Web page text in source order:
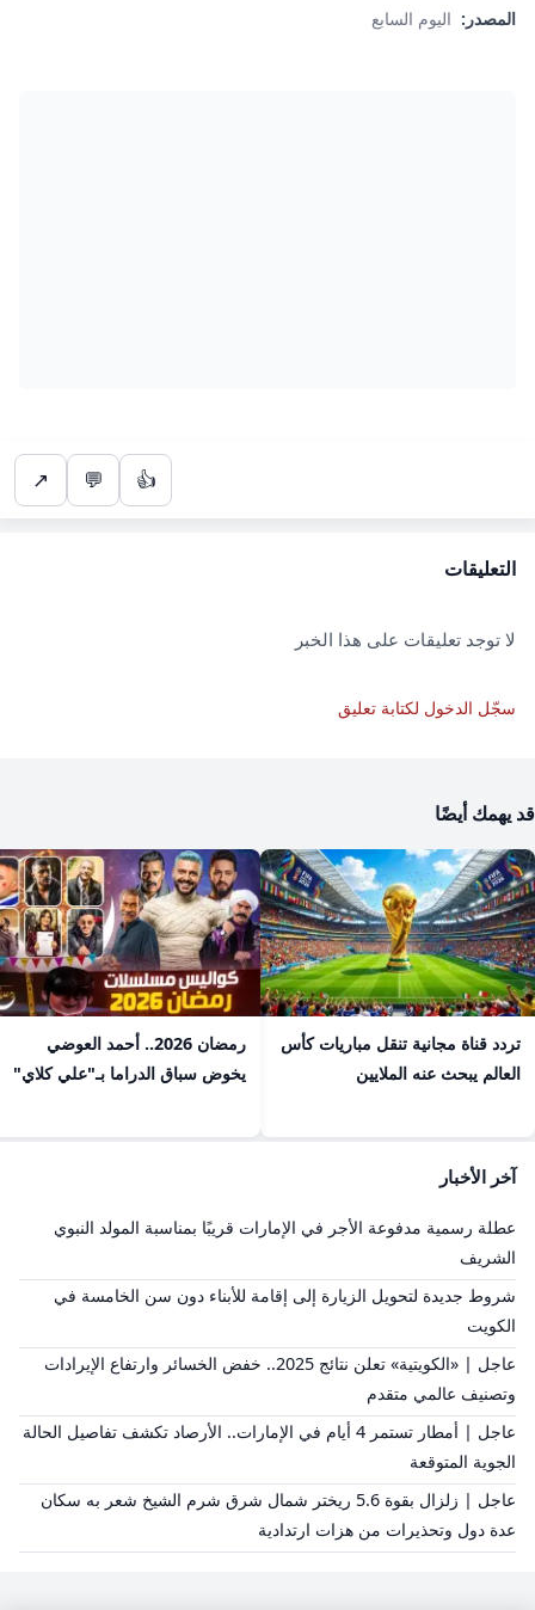
المصدر: اليوم السابع
👍
💬
↗
التعليقات
لا توجد تعليقات على هذا الخبر
سجّل الدخول لكتابة تعليق
قد يهمك أيضًا
تردد قناة مجانية تنقل مباريات كأس
العالم يبحث عنه الملايين
رمضان 2026.. أحمد العوضي
يخوض سباق الدراما بـ"علي كلاي"
آخر الأخبار
عطلة رسمية مدفوعة الأجر في الإمارات قريبًا بمناسبة المولد النبوي
الشريف
شروط جديدة لتحويل الزيارة إلى إقامة للأبناء دون سن الخامسة في
الكويت
عاجل | «الكويتية» تعلن نتائج 2025.. خفض الخسائر وارتفاع الإيرادات
وتصنيف عالمي متقدم
عاجل | أمطار تستمر 4 أيام في الإمارات.. الأرصاد تكشف تفاصيل الحالة
الجوية المتوقعة
عاجل | زلزال بقوة 5.6 ريختر شمال شرق شرم الشيخ شعر به سكان
عدة دول وتحذيرات من هزات ارتدادية